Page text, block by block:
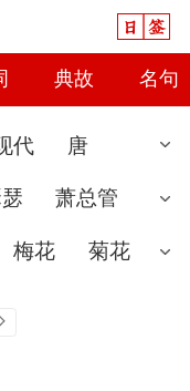
典故 名句
代 唐
朝 汉
金 五代
萧总管
寺公大师
梅花 菊花